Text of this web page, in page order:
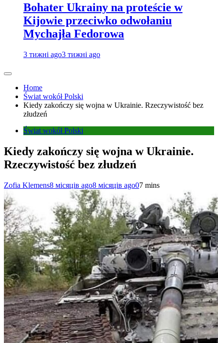
Bohater Ukrainy na proteście w
Kijowie przeciwko odwołaniu
Mychajła Fedorowa
3 тижні ago3 тижні ago
Home
Świat wokół Polski
Kiedy zakończy się wojna w Ukrainie. Rzeczywistość bez
złudzeń
Świat wokół Polski
Kiedy zakończy się wojna w Ukrainie.
Rzeczywistość bez złudzeń
Zofia Klemens8 місяців ago8 місяців ago07 mins